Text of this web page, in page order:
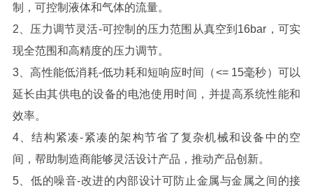
制，可控制液体和气体的流量。
2、压力调节灵活-可控制的压力范围从真空到16bar，可实
现全范围和高精度的压力调节。
3、高性能低消耗-低功耗和短响应时间（<= 15毫秒）可以
延长由其供电的设备的电池使用时间，并提高系统性能和
效率。
4、结构紧凑-紧凑的架构节省了复杂机械和设备中的空
间，帮助制造商能够灵活设计产品，推动产品创新。
5、低的噪音-改进的内部设计可防止金属与金属之间的接